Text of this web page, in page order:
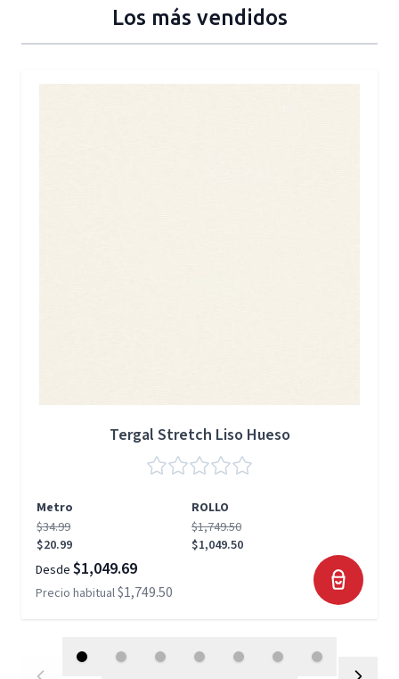
Los más vendidos
Tergal Stretch Liso Hueso
Metro
ROLLO
$34.99
$20.99
$1,749.50
$1,049.50
Desde $1,049.69
Precio habitual$1,749.50